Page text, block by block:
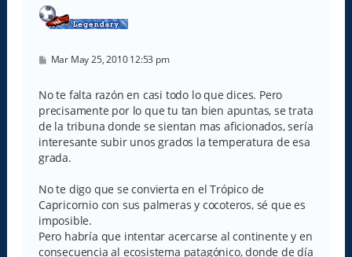
M
s
a
j
e
Mar May 25, 2010 12:53 pm
No te falta razón en casi todo lo que dices. Pero
precisamente por lo que tu tan bien apuntas, se trata
de la tribuna donde se sientan mas aficionados, sería
interesante subir unos grados la temperatura de esa
grada.
No te digo que se convierta en el Trópico de
Capricornio con sus palmeras y cocoteros, sé que es
imposible.
Pero habría que intentar acercarse al continente y en
consecuencia al ecosistema patagónico, donde de día